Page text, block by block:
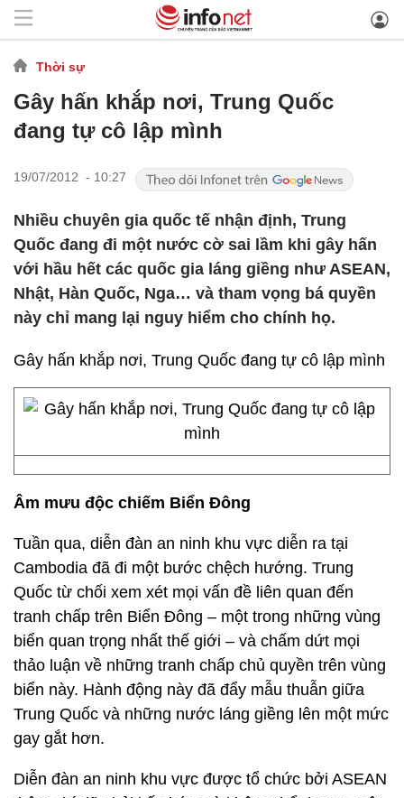
Thời sự
Gây hấn khắp nơi, Trung Quốc
đang tự cô lập mình
19/07/2012 - 10:27
Nhiều chuyên gia quốc tế nhận định, Trung
Quốc đang đi một nước cờ sai lầm khi gây hấn
với hầu hết các quốc gia láng giềng như ASEAN,
Nhật, Hàn Quốc, Nga… và tham vọng bá quyền
này chỉ mang lại nguy hiểm cho chính họ.
Gây hấn khắp nơi, Trung Quốc đang tự cô lập mình
Âm mưu độc chiếm Biển Đông
Tuần qua, diễn đàn an ninh khu vực diễn ra tại
Cambodia đã đi một bước chệch hướng. Trung
Quốc từ chối xem xét mọi vấn đề liên quan đến
tranh chấp trên Biển Đông – một trong những vùng
biển quan trọng nhất thế giới – và chấm dứt mọi
thảo luận về những tranh chấp chủ quyền trên vùng
biển này. Hành động này đã đẩy mẫu thuẫn giữa
Trung Quốc và những nước láng giềng lên một mức
gay gắt hơn.
Diễn đàn an ninh khu vực được tổ chức bởi ASEAN